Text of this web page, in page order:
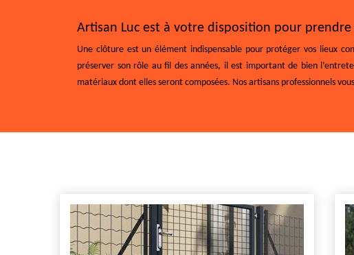
Artisan Luc est à votre disposition pour
Une clôture est un élément indispensable pour protéger vos lieux
préserver son rôle au fil des années, il est important de bien
matériaux dont elles seront composées. Nos artisans professionnels